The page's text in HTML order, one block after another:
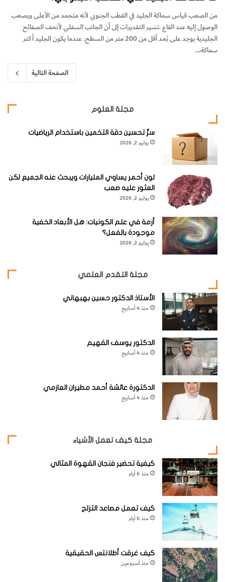
‬سماكة،‭…
الصفحة التالية
مجلة العلوم
سرُّ تحسين دقة التخمين باستخدام الرياضيات
يوليو 2, 2026
لون أحمر يساوي المليارات ويبحث عنه الجميع لكن
العثور عليه صعب
يوليو 2, 2026
أزمة في علم الكونيات: هل الأبعاد الخفية
موجودة بالفعل؟
يوليو 2, 2026
مجلة التقدم العلمي
الأستاذ الدكتور حسين بهبهاني
منذ 4 أسابيع
الدكتور يوسف القهيم
منذ 4 أسابيع
الدكتورة عائشة أحمد مطيران العازمي
منذ 4 أسابيع
مجلة كيف تعمل الأشياء
كيفية تحضير فنجان القهوة المثالي
منذ 6 أيام
كيف تعمل مصاعد التزلج
منذ 6 أيام
كيف غرقت أطلانتس الحقيقية
منذ أسبوعين